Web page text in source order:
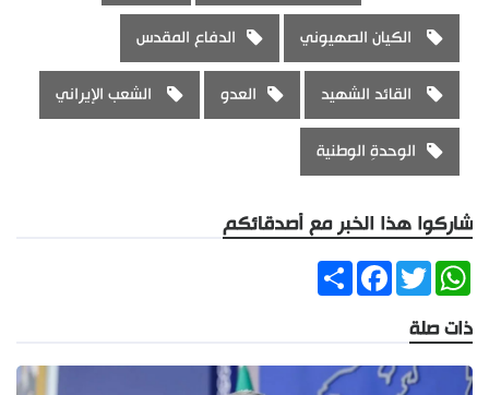
الكيان الصهيوني الدفاع المقدس
القائد الشهيد العدو الشعب الإيراني
الوحدةِ الوطنية
شاركوا هذا الخبر مع أصدقائكم
ShareFacebookTwitter
WhatsApp
ذات صلة